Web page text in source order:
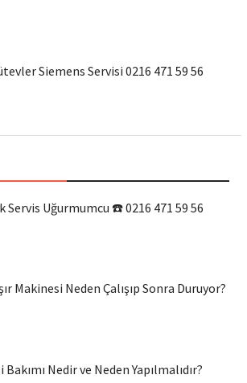
Siemens Servisi 0216 471 59 56
Servis Uğurmumcu ☎️ 0216 471 59 56
Makinesi Neden Çalışıp Sonra Duruyor?
Nedir ve Neden Yapılmalıdır?